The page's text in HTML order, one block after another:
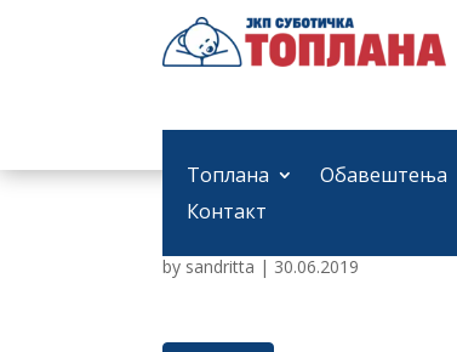
Топлана Обавештења
Контакт
Прва измена
by sandritta | 30.06.2019